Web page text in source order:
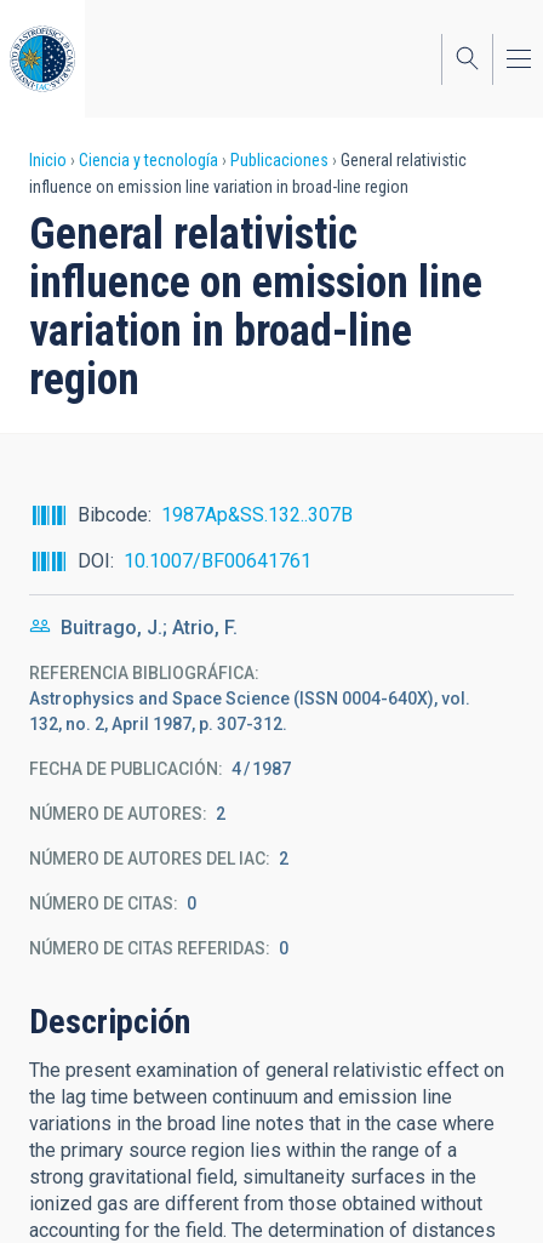
al
contenido
principal
Sobrescribir
enlaces
de
ayuda
a
la
Inicio Ciencia y tecnología Publicaciones
General relativistic
influence on emission line variation in broad-line region
General relativistic
influence on emission line
variation in broad-line
region
Bibcode
1987Ap&SS.132..307B
DOI
10.1007/BF00641761
Buitrago, J.; Atrio, F.
REFERENCIA BIBLIOGRÁFICA
Astrophysics and Space Science (ISSN 0004-640X), vol.
132, no. 2, April 1987, p. 307-312.
FECHA DE PUBLICACIÓN: 4 1987
NÚMERO DE AUTORES 2
NÚMERO DE AUTORES DEL IAC 2
NÚMERO DE CITAS 0
NÚMERO DE CITAS REFERIDAS 0
Descripción
The present examination of general relativistic effect on
the lag time between continuum and emission line
variations in the broad line notes that in the case where
the primary source region lies within the range of a
strong gravitational field, simultaneity surfaces in the
ionized gas are different from those obtained without
accounting for the field. The determination of distances